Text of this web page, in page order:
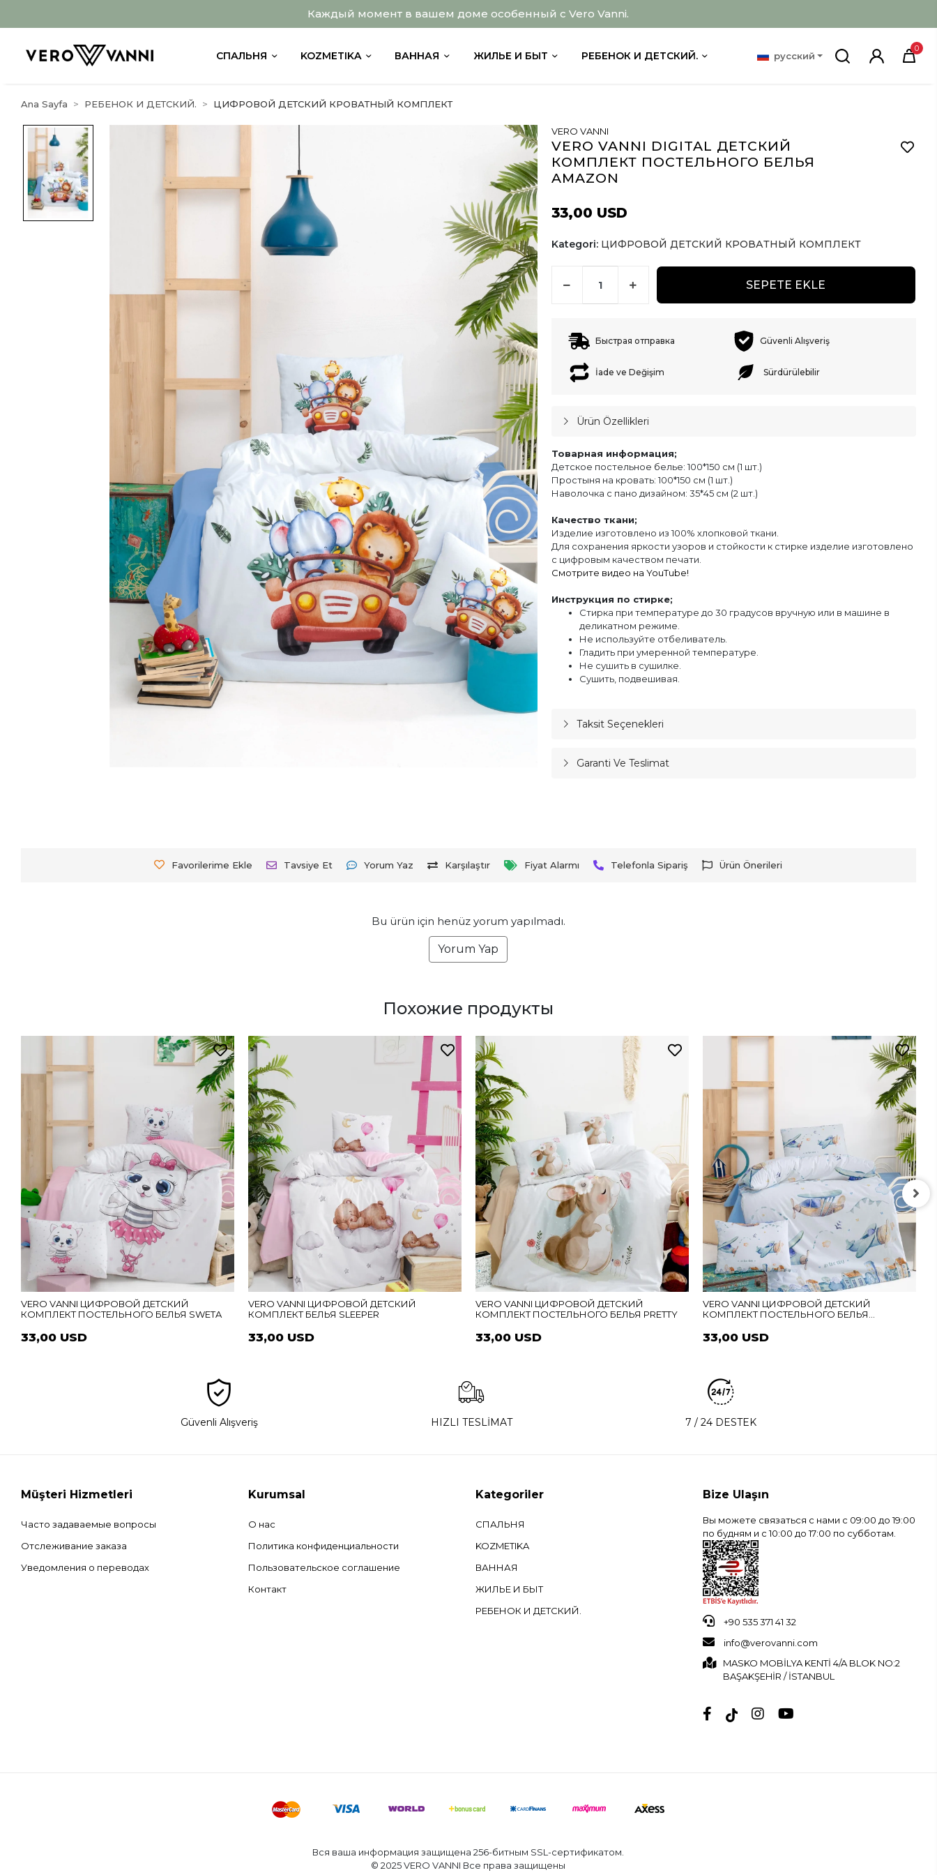
Каждый момент в вашем доме особенный с Vero Vanni.
СПАЛЬНЯ KOZMETIKA ВАННАЯ ЖИЛЬЕ И БЫТ РЕБЕНОК И ДЕТСКИЙ. русский
0
Ana Sayfa РЕБЕНОК И ДЕТСКИЙ. ЦИФРОВОЙ ДЕТСКИЙ КРОВАТНЫЙ КОМПЛЕКТ
VERO VANNI
VERO VANNI DIGITAL ДЕТСКИЙ
КОМПЛЕКТ ПОСТЕЛЬНОГО БЕЛЬЯ
AMAZON
33,00 USD
Kategori: ЦИФРОВОЙ ДЕТСКИЙ КРОВАТНЫЙ КОМПЛЕКТ
SEPETE EKLE
Быстрая отправка Güvenli Alışveriş
İade ve Değişim Sürdürülebilir
Ürün Özellikleri
Товарная информация;
Детское постельное белье: 100*150 см (1 шт.)
Простыня на кровать: 100*150 см (1 шт.)
Наволочка с пано дизайном: 35*45 см (2 шт.)
Качество ткани;
Изделие изготовлено из 100% хлопковой ткани.
Для сохранения яркости узоров и стойкости к стирке изделие изготовлено
с цифровым качеством печати.
Смотрите видео на YouTube!
Инструкция по стирке;
Стирка при температуре до 30 градусов вручную или в машине в
деликатном режиме.
Не используйте отбеливатель.
Гладить при умеренной температуре.
Не сушить в сушилке.
Сушить, подвешивая.
Taksit Seçenekleri
Garanti Ve Teslimat
Favorilerime Ekle Tavsiye Et Yorum Yaz Karşılaştır Fiyat Alarmı Telefonla Sipariş Ürün Önerileri
Bu ürün için henüz yorum yapılmadı.
Yorum Yap
Похожие продукты
VERO VANNI ЦИФРОВОЙ ДЕТСКИЙ
КОМПЛЕКТ ПОСТЕЛЬНОГО БЕЛЬЯ SWETA
33,00 USD
VERO VANNI ЦИФРОВОЙ ДЕТСКИЙ
КОМПЛЕКТ БЕЛЬЯ SLEEPER
33,00 USD
VERO VANNI ЦИФРОВОЙ ДЕТСКИЙ
КОМПЛЕКТ ПОСТЕЛЬНОГО БЕЛЬЯ PRETTY
33,00 USD
VERO VANNI ЦИФРОВОЙ ДЕТСКИЙ
КОМПЛЕКТ ПОСТЕЛЬНОГО БЕЛЬЯ
33,00 USD
Güvenli Alışveriş HIZLI TESLİMAT 7 / 24 DESTEK
Müşteri Hizmetleri
Часто задаваемые вопросы
Отслеживание заказа
Уведомления о переводах
Kurumsal
О нас
Политика конфиденциальности
Пользовательское соглашение
Контакт
Kategoriler
СПАЛЬНЯ
KOZMETIKA
ВАННАЯ
ЖИЛЬЕ И БЫТ
РЕБЕНОК И ДЕТСКИЙ.
Bize Ulaşın
Вы можете связаться с нами с 09:00 до 19:00
по будням и с 10:00 до 17:00 по субботам.
+90 535 371 41 32
info@verovanni.com
MASKO MOBİLYA KENTİ 4/A BLOK NO:2
BAŞAKŞEHİR / İSTANBUL
Вся ваша информация защищена 256-битным SSL-сертификатом.
© 2025 VERO VANNI Все права защищены